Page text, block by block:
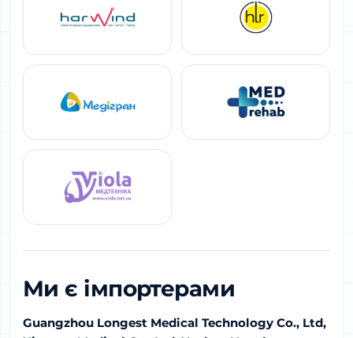
Ми є імпортерами
Guangzhou Longest Medical Technology Co., Ltd,